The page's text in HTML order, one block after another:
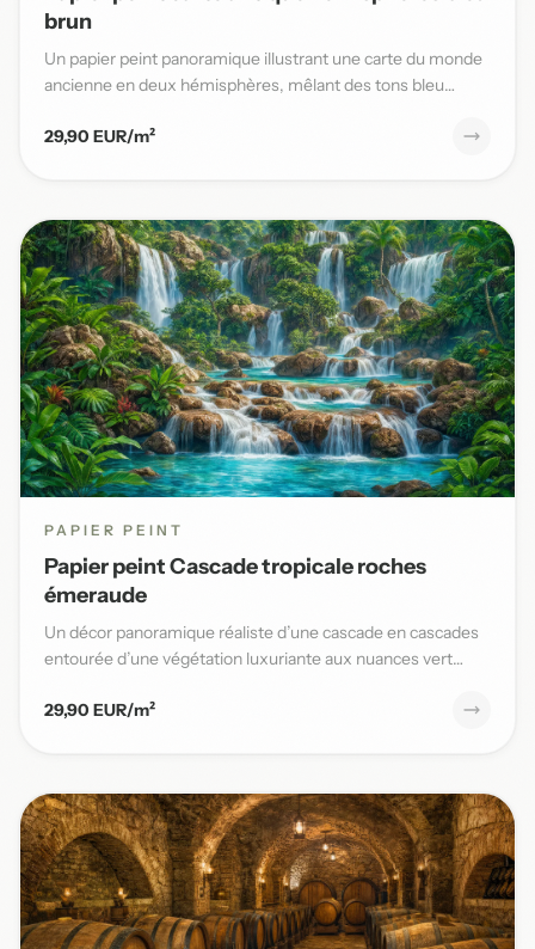
brun
Un papier peint panoramique illustrant une carte du monde
ancienne en deux hémisphères, mêlant des tons bleu
29,90 EUR/m²
PAPIER PEINT
Papier peint Cascade tropicale roches
émeraude
Un décor panoramique réaliste d’une cascade en cascades
entourée d’une végétation luxuriante aux nuances vert
29,90 EUR/m²